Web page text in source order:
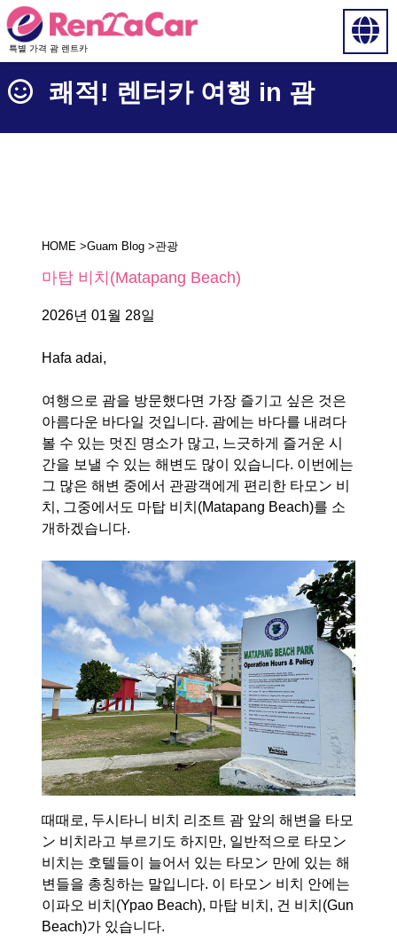
특별 가격 괌 렌트카
쾌적! 렌터카 여행 in 괌
HOME >Guam Blog >관광
마탑 비치(Matapang Beach)
2026년 01월 28일
Hafa adai,
여행으로 괌을 방문했다면 가장 즐기고 싶은 것은
아름다운 바다일 것입니다. 괌에는 바다를 내려다
볼 수 있는 멋진 명소가 많고, 느긋하게 즐거운 시
간을 보낼 수 있는 해변도 많이 있습니다. 이번에는
그 많은 해변 중에서 관광객에게 편리한 타모ン 비
치, 그중에서도 마탑 비치(Matapang Beach)를 소
개하겠습니다.
때때로, 두시타니 비치 리조트 괌 앞의 해변을 타모
ン 비치라고 부르기도 하지만, 일반적으로 타모ン
비치는 호텔들이 늘어서 있는 타모ン 만에 있는 해
변들을 총칭하는 말입니다. 이 타모ン 비치 안에는
이파오 비치(Ypao Beach), 마탑 비치, 건 비치(Gun
Beach)가 있습니다.